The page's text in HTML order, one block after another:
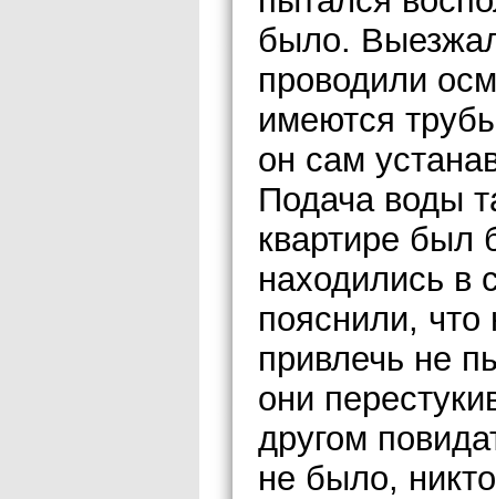
было.
проводили
имеются
он сам
Подача воды
квартире был
находились в
пояснили, что
привлечь не
они
другом
не было,